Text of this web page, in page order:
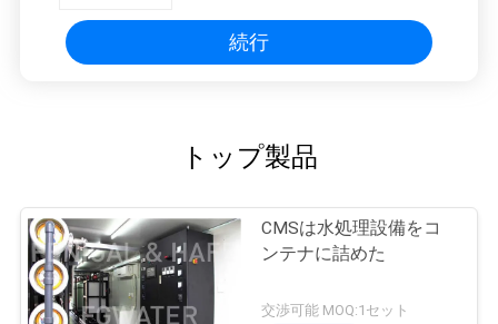
続行
トップ製品
CMSは水処理設備をコ
ンテナに詰めた
交渉可能 MOQ:1セット